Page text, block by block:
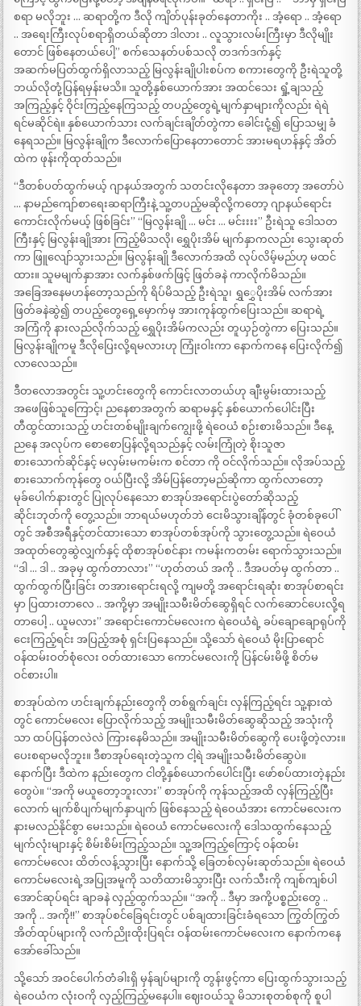
စရာ မလိုဘူး … ဆရာတို့က ဒီလို ကျိတ်ပုန်းခုတ်နေတာကိုး .. အံ့ရော .. အံ့ရော
.. အရေးကြီးလုပ်စရာရှိတယ်ဆိုတာ ဒါလား .. လူသွားလမ်းကြီးမှာ ဒီလိုမျိုး
တောင် ဖြစ်နေတယ်ပေါ့” စက်သေနတ်ပစ်သလို တဒက်ဒက်နှင့်
အဆက်မပြတ်ထွက်ရှိလာသည့် မြလွန်းချိုပါးစပ်က စကားတွေကို ဦးရဲသူတို့
ဘယ်လိုတုံ့ပြန်ရမှန်းမသိ။ သူတို့နှစ်ယောက်အား အထင်သေး ရှုံ့ချသည့်
အကြည့်နှင့် ဝိုင်းကြည့်နေကြသည့် တပည့်တွေရဲ့မျက်နှာများကိုလည်း ရဲရဲ
ရင်မဆိုင်ရဲ။ နှစ်ယောက်သား လက်ချင်းချိတ်တွဲကာ ခေါင်းငုံ့၍ ပြောသမျှ ခံ
နေရသည်။ မြလွန်းချိုက ဒီလောက်ပြောနေတာတောင် အားမရဟန်နှင့် အိတ်
ထဲက ဖုန်းကိုထုတ်သည်။
“ဒီတစ်ပတ်ထွက်မယ့် ဂျာနယ်အတွက် သတင်းလိုနေတာ အခုတော့ အတော်ပဲ
… နာမည်ကျော်စာရေးဆရာကြီးနဲ့ သူ့တပည့်မဆိုလို့ကတော့ ဂျာနယ်ရောင်း
ကောင်းလိုက်မယ့် ဖြစ်ခြင်း” “မြလွန်းချို … မင်း … မင်းးးး” ဦးရဲသူ ဒေါသတ
ကြီးနှင့် မြလွန်းချိုအား ကြည့်မိသလို၊ ရွှေပိုးအိမ် မျက်နှာကလည်း သွေးဆုတ်
ကာ ဖြူလျော်သွားသည်။ မြလွန်းချို ဒီလောက်အထိ လုပ်လိမ့်မည်ဟု မထင်
ထား။ သူမမျက်နှာအား လက်နှစ်ဖက်ဖြင့် ဖြတ်ခနဲ ကာလိုက်မိသည်။
အခြေအနေမဟန်တော့သည်ကို ရိပ်မိသည့် ဦးရဲသူ၊ ရွှွှေပိုးအိမ် လက်အား
ဖြတ်ခနဲဆွဲ၍ တပည့်တွေရှေ့မှောက်မှ အားကုန်ထွက်ပြေးသည်။ ဆရာရဲ့
အကြံကို နားလည်လိုက်သည့် ရွှေပိုးအိမ်ကလည်း တူယှဉ်တွဲကာ ပြေးသည်။
မြလွန်းချိုကမူ ဒီလိုပြေးလို့ရမလားဟု ကြုံးဝါးကာ နောက်ကနေ ပြေးလိုက်၍
လာလေသည်။
ဒီတလောအတွင်း သူ့ဟင်းတွေကို ကောင်းလာတယ်ဟု ချီးမွမ်းထားသည့်
အဖေဖြစ်သူကြောင့်၊ ညနေစာအတွက် ဆရာမနှင့် နှစ်ယောက်ပေါင်းပြီး
တီထွင်ထားသည့် ဟင်းတစ်မျိုးချက်ကျွေးဖို့ ရဲဝေယံ စဉ်းစားမိသည်။ ဒီနေ့
ညနေ အလုပ်က စောစောပြန်လို့ရသည်နှင့် လမ်းကြုံတဲ့ စိုးသူဇာ
စားသောက်ဆိုင်နှင့် မလှမ်းမကမ်းက စင်တာ ကို ဝင်လိုက်သည်။ လိုအပ်သည့်
စားသောက်ကုန်တွေ ဝယ်ပြီးလို့ အိမ်ပြန်တော့မည်ဆိုကာ ထွက်လာတော့
မုခ်ပေါက်နားတွင် ပြုလုပ်နေသော စာအုပ်အရောင်းပွဲတော်ဆိုသည့်
ဆိုင်းဘုတ်ကို တွေ့သည်။ ဘာရယ်မဟုတ်ဘဲ ငေးမိသွားချိန်တွင် ခုံတစ်ခုပေါ်
တွင် အစီအရီနှင့်တင်ထားသော စာအုပ်တစ်အုပ်ကို သွားတွေ့သည်။ ရဲဝေယံ
အထုတ်တွေဆွဲလျှက်နှင့် ထိုစာအုပ်စင်နား ကမန်းကတမ်း ရောက်သွားသည်။
“ဒါ … ဒါ .. အခုမှ ထွက်တာလား” “ဟုတ်တယ် အကို .. ဒီအပတ်မှ ထွက်တာ ..
ထွက်ထွက်ပြီးခြင်း တအားရောင်းရလို့ ကျမတို့ အရောင်းရဆုံး စာအုပ်စာရင်း
မှာ ပြထားတာလေ .. အကို့မှာ အမျိုးသမီးမိတ်ဆွေရှိရင် လက်ဆောင်ပေးလို့ရ
တာပေါ့ .. ယူမလား” အရောင်းကောင်မလေးက ရဲဝေယံရဲ့ ခပ်ချောချောရုပ်ကို
ငေးကြည့်ရင်း အပြည့်အစုံ ရှင်းပြနေသည်။ သို့သော် ရဲဝေယံ မိုးပြာရောင်
ဝန်ထမ်းဝတ်စုံလေး ဝတ်ထားသော ကောင်မလေးကို ပြန်ငမ်းမိဖို့ စိတ်မ
ဝင်စားပါ။
စာအုပ်ထဲက ဟင်းချက်နည်းတွေကို တစ်ရွက်ချင်း လှန်ကြည့်ရင်း သူ့နားထဲ
တွင် ကောင်မလေး ပြောလိုက်သည့် အမျိုးသမီးမိတ်ဆွေဆိုသည့် အသုံးကို
သာ ထပ်ပြန်တလဲလဲ ကြားနေမိသည်။ အမျိုးသမီးမိတ်ဆွေကို ပေးဖို့တဲ့လား။
ပေးစရာမလိုဘူး။ ဒီစာအုပ်ရေးတဲ့သူက ငါ့ရဲ အမျိုးသမီးမိတ်ဆွေပဲ။
နောက်ပြီး ဒီထဲက နည်းတွေက ငါတို့နှစ်ယောက်ပေါင်းပြီး ဖော်စပ်ထားတဲ့နည်း
တွေပဲ။ “အကို မယူတော့ဘူးလား” စာအုပ်ကို ကုန်သည့်အထိ လှန်ကြည့်ပြီး
လောက် မျက်စိပျက်မျက်နှာပျက် ဖြစ်နေသည့် ရဲဝေယံအား ကောင်မလေးက
နားမလည်နိုင်စွာ မေးသည်။ ရဲဝေယံ ကောင်မလေးကို ဒေါသထွက်နေသည့်
မျက်လုံးများနှင့် စိမ်းစိမ်းကြည့်သည်။ သူ့အကြည့်ကြောင့် ဝန်ထမ်း
ကောင်မလေး ထိတ်လန့်သွားပြီး နောက်သို့ ခြေတစ်လှမ်းဆုတ်သည်။ ရဲဝေယံ
ကောင်မလေးရဲ့အပြုအမူကို သတိထားမိသွားပြီး လက်သီးကို ကျစ်ကျစ်ပါ
အောင်ဆုပ်ရင်း ချာခနဲ လှည့်ထွက်သည်။ “အကို .. ဒီမှာ အကို့ပစ္စည်းတွေ ..
အကို .. အကို!!” စာအုပ်စင်ခြေရင်းတွင် ပစ်ချထားခြင်းခံရသော ကြွတ်ကြွတ်
အိတ်ထုပ်များကို လက်ညိုးထိုးပြရင်း ဝန်ထမ်းကောင်မလေးက နောက်ကနေ
အော်ခေါ်သည်။
သို့သော် အဝင်ပေါက်တံခါးရှိ မှန်ချပ်များကို တွန်းဖွင့်ကာ ပြေးထွက်သွားသည့်
ရဲဝေယံက လုံးဝကို လှည့်ကြည့်မနေပါ။ ဈေးဝယ်သူ မိသားစုတစ်စုကို စူပါ